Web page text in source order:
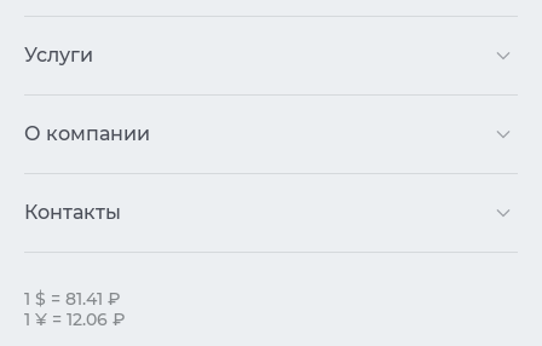
Услуги
О компании
Контакты
1 $ = 81.41 ₽
1 ¥ = 12.06 ₽